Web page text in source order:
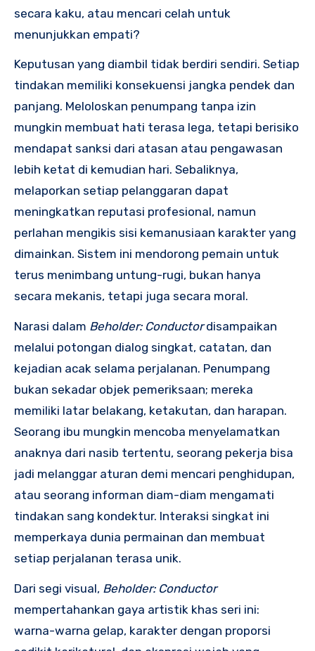
secara kaku, atau mencari celah untuk
menunjukkan empati?
Keputusan yang diambil tidak berdiri sendiri. Setiap
tindakan memiliki konsekuensi jangka pendek dan
panjang. Meloloskan penumpang tanpa izin
mungkin membuat hati terasa lega, tetapi berisiko
mendapat sanksi dari atasan atau pengawasan
lebih ketat di kemudian hari. Sebaliknya,
melaporkan setiap pelanggaran dapat
meningkatkan reputasi profesional, namun
perlahan mengikis sisi kemanusiaan karakter yang
dimainkan. Sistem ini mendorong pemain untuk
terus menimbang untung-rugi, bukan hanya
secara mekanis, tetapi juga secara moral.
Narasi dalam Beholder: Conductordisampaikan
melalui potongan dialog singkat, catatan, dan
kejadian acak selama perjalanan. Penumpang
bukan sekadar objek pemeriksaan; mereka
memiliki latar belakang, ketakutan, dan harapan.
Seorang ibu mungkin mencoba menyelamatkan
anaknya dari nasib tertentu, seorang pekerja bisa
jadi melanggar aturan demi mencari penghidupan,
atau seorang informan diam-diam mengamati
tindakan sang kondektur. Interaksi singkat ini
memperkaya dunia permainan dan membuat
setiap perjalanan terasa unik.
Dari segi visual, Beholder: Conductor
mempertahankan gaya artistik khas seri ini:
warna-warna gelap, karakter dengan proporsi